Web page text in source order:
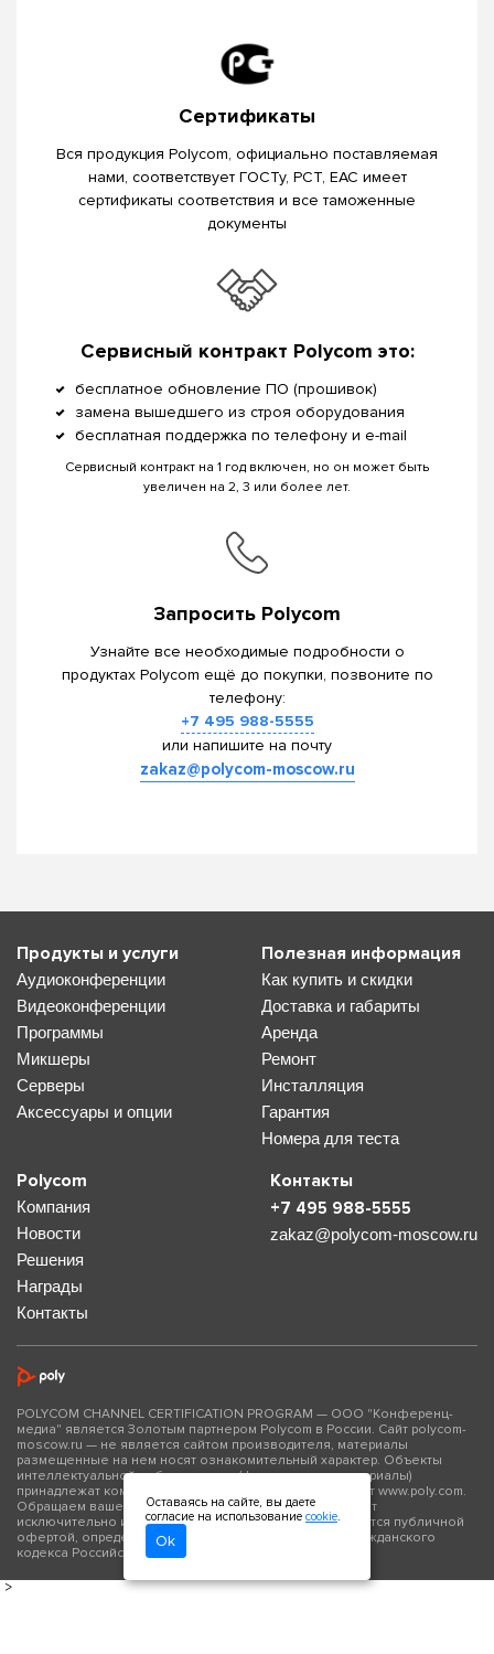
Сертификаты
Вся продукция Polycom, официально поставляемая
нами, соответствует ГОСТу, РСТ, EAC имеет
сертификаты соответствия и все таможенные
документы
Сервисный контракт Polycom это:
бесплатное обновление ПО (прошивок)
замена вышедшего из строя оборудования
бесплатная поддержка по телефону и e-mail
Сервисный контракт на 1 год включен, но он может быть
увеличен на 2, 3 или более лет.
Запросить Polycom
Узнайте все необходимые подробности о
продуктах Polycom ещё до покупки, позвоните по
телефону:
+7 495 988-5555
или напишите на почту
zakaz@polycom-moscow.ru
Продукты и услуги
Аудиоконференции
Видеоконференции
Программы
Микшеры
Серверы
Аксессуары и опции
Полезная информация
Как купить и скидки
Доставка и габариты
Аренда
Ремонт
Инсталляция
Гарантия
Номера для теста
Polycom
Компания
Новости
Решения
Награды
Контакты
Контакты
+7 495 988-5555
zakaz@polycom-moscow.ru
POLYCOM CHANNEL CERTIFICATION PROGRAM — ООО "Конференц-
медиа" является Золотым партнером Polycom в России. Сайт polycom-
moscow.ru — не является сайтом производителя, материалы
размещенные на нем носят ознакомительный характер. Объекты
интеллектуальной собственности (фото- и видео материалы)
принадлежат компании Polycom Inc., официальный сайт www.poly.com.
Обращаем ваше внимание на то, что данный сайт носит
исключительно информационный характер и не является публичной
офертой, определяемой положениями Статьи 437 Гражданского
кодекса Российской Федерации.
>
Оставаясь на сайте, вы даете
согласие на использование cookie.
Ok